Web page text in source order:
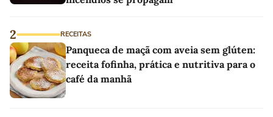
2 RECEITAS
Panqueca de maçã com aveia sem glúten:
receita fofinha, prática e nutritiva para o
café da manhã